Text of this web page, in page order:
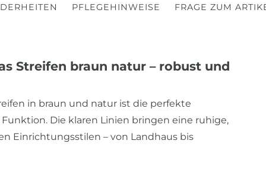
PFLEGEHINWEISE FRAGE ZUM
Streifen braun natur – robust und
in braun und natur ist die perfekte
Die klaren Linien bringen eine ruhige,
Einrichtungsstilen – von Landhaus bis